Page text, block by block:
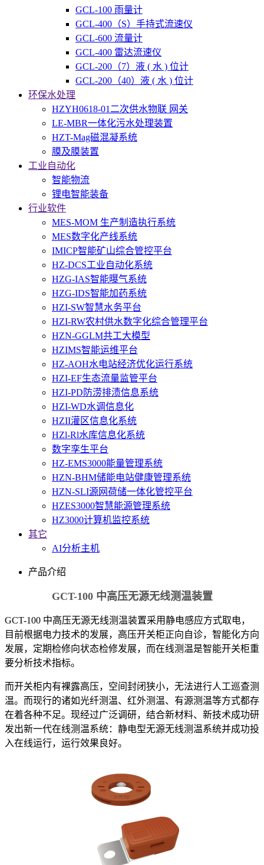
GCL-100 雨量计
GCL-400（S）手持式流速仪
GCL-600 流量计
GCL-400 雷达流速仪
GCL-200（7）液 ( 水 ) 位计
GCL-200（40）液 ( 水 ) 位计
环保水处理
HZYH0618-01二次供水物联 网关
LE-MBR一体化污水处理装置
HZT-Mag磁混凝系统
膜及膜装置
工业自动化
智能物流
锂电智能装备
行业软件
MES-MOM 生产制造执行系统
MES数字化产线系统
IMICP智能矿山综合管控平台
HZ-DCS工业自动化系统
HZG-IAS智能曝气系统
HZG-IDS智能加药系统
HZI-SW智慧水务平台
HZI-RW农村供水数字化综合管理平台
HZN-GGLM共工大模型
HZIMS智能运维平台
HZ-AOH水电站经济优化运行系统
HZI-EF生态流量监管平台
HZI-PD防涝排渍信息系统
HZI-WD水调信息化
HZII灌区信息化系统
HZl-Rl水库信息化系统
数字孪生平台
HZ-EMS3000能量管理系统
HZN-BHM储能电站健康管理系统
HZN-SLI源网荷储一体化管控平台
HZES3000智慧能源管理系统
HZ3000计算机监控系统
其它
AI分析主机
产品介绍
GCT-100 中高压无源无线测温装置
GCT-100 中高压无源无线测温装置采用静电感应方式取电，
目前根据电力技术的发展，高压开关柜正向自诊，智能化方向
发展，定期检修向状态检修发展，而在线测温是智能开关柜重
要分析技术指标。
而开关柜内有裸露高压，空间封闭狭小，无法进行人工巡查测
温。而现行的诸如光纤测温、红外测温、有源测温等方式都存
在着各种不足。现经过广泛调研，结合新材料、新技术成功研
发出新一代在线测温系统：静电型无源无线测温系统并成功投
入在线运行，运行效果良好。